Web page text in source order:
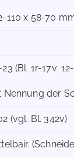
110 x 58-70
(Bl. 1r-17v:
Nennung der
(vgl. Bl. 342v)